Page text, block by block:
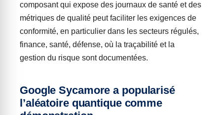
composant qui expose des journaux de santé et des
métriques de qualité peut faciliter les exigences de
conformité, en particulier dans les secteurs régulés,
finance, santé, défense, où la traçabilité et la
gestion du risque sont documentées.
Google Sycamore a popularisé
l’aléatoire quantique comme